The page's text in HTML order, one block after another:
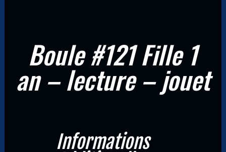
Boule #121 Fille 1
an – lecture – jouet
Informations